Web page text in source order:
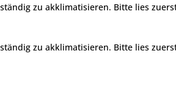
zu akklimatisieren. Bitte lies
zu akklimatisieren. Bitte lies